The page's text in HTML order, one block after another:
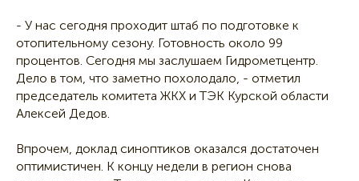
- У нас сегодня проходит штаб по подготовке к
отопительному сезону. Готовность около 99
процентов. Сегодня мы заслушаем Гидрометцентр.
Дело в том, что заметно похолодало, - отметил
председатель комитета ЖКХ и ТЭК Курской области
Алексей Дедов.
Впрочем, доклад синоптиков оказался достаточен
оптимистичен. К концу недели в регион снова